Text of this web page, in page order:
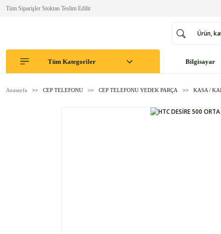
Tüm Siparişler Stoktan Teslim Edilir
Tüm Kategoriler Bilgisayar
Anasayfa CEP TELEFONU CEP TELEFONU YEDEK PARÇA KASA /